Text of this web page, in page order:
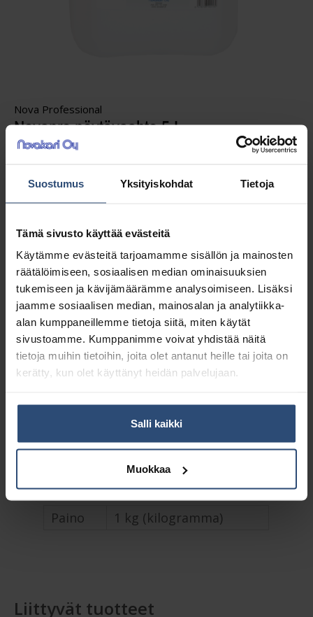
Suostumus Yksityiskohdat Tietoja
Tämä sivusto käyttää evästeitä
Käytämme evästeitä tarjoamamme sisällön ja mainosten
räätälöimiseen, sosiaalisen median ominaisuuksien
tukemiseen ja kävijämäärämme analysoimiseen. Lisäksi
jaamme sosiaalisen median, mainosalan ja analytiikka-
alan kumppaneillemme tietoja siitä, miten käytät
sivustoamme. Kumppanimme voivat yhdistää näitä
tietoja muihin tietoihin, joita olet antanut heille tai joita on
kerätty, kun olet käyttänyt heidän palvelujaan.
Salli kaikki
Muokkaa
Nova Professional
Novapro pöytävaahto 5 L
Desinfioiva hierontapöydän puhdistusaine.
Sopii myös muille nahkapinnoille. Ei sisällä
20,93€ alv 0%
(26,27€ sis. alv 25.5%)
LISÄÄ OSTOSKORIIN
Yhteensä: 20,93 €
Paino 1 kg (kilogramma)
Liittyvät tuotteet